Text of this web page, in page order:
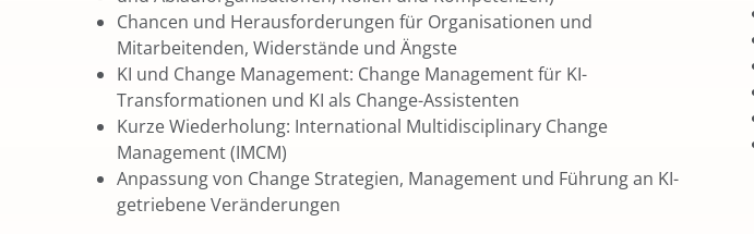
Chancen und Herausforderungen für Organisationen und
Mitarbeitenden, Widerstände und Ängste
KI und Change Management: Change Management für KI-
Transformationen und KI als Change-Assistenten
Kurze Wiederholung: International Multidisciplinary Change
Management (IMCM)
Anpassung von Change Strategien, Management und Führung an KI-
getriebene Veränderungen